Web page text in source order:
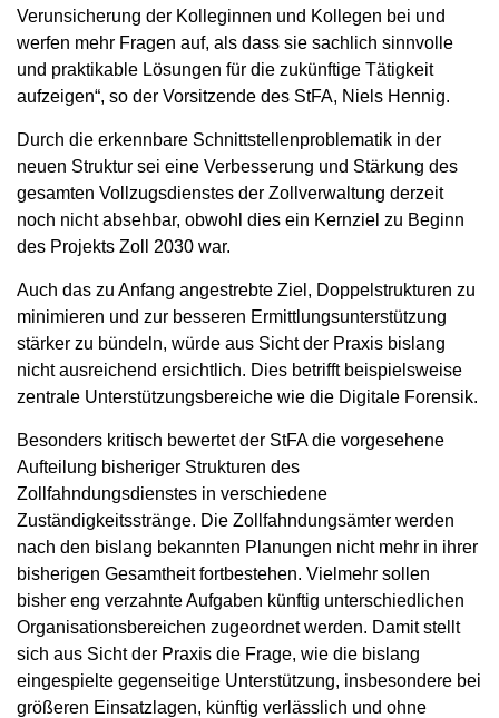
Verunsicherung der Kolleginnen und Kollegen bei und
werfen mehr Fragen auf, als dass sie sachlich sinnvolle
und praktikable Lösungen für die zukünftige Tätigkeit
aufzeigen“, so der Vorsitzende des StFA, Niels Hennig.
Durch die erkennbare Schnittstellenproblematik in der
neuen Struktur sei eine Verbesserung und Stärkung des
gesamten Vollzugsdienstes der Zollverwaltung derzeit
noch nicht absehbar, obwohl dies ein Kernziel zu Beginn
des Projekts Zoll 2030 war.
Auch das zu Anfang angestrebte Ziel, Doppelstrukturen zu
minimieren und zur besseren Ermittlungsunterstützung
stärker zu bündeln, würde aus Sicht der Praxis bislang
nicht ausreichend ersichtlich. Dies betrifft beispielsweise
zentrale Unterstützungsbereiche wie die Digitale Forensik.
Besonders kritisch bewertet der StFA die vorgesehene
Aufteilung bisheriger Strukturen des
Zollfahndungsdienstes in verschiedene
Zuständigkeitsstränge. Die Zollfahndungsämter werden
nach den bislang bekannten Planungen nicht mehr in ihrer
bisherigen Gesamtheit fortbestehen. Vielmehr sollen
bisher eng verzahnte Aufgaben künftig unterschiedlichen
Organisationsbereichen zugeordnet werden. Damit stellt
sich aus Sicht der Praxis die Frage, wie die bislang
eingespielte gegenseitige Unterstützung, insbesondere bei
größeren Einsatzlagen, künftig verlässlich und ohne